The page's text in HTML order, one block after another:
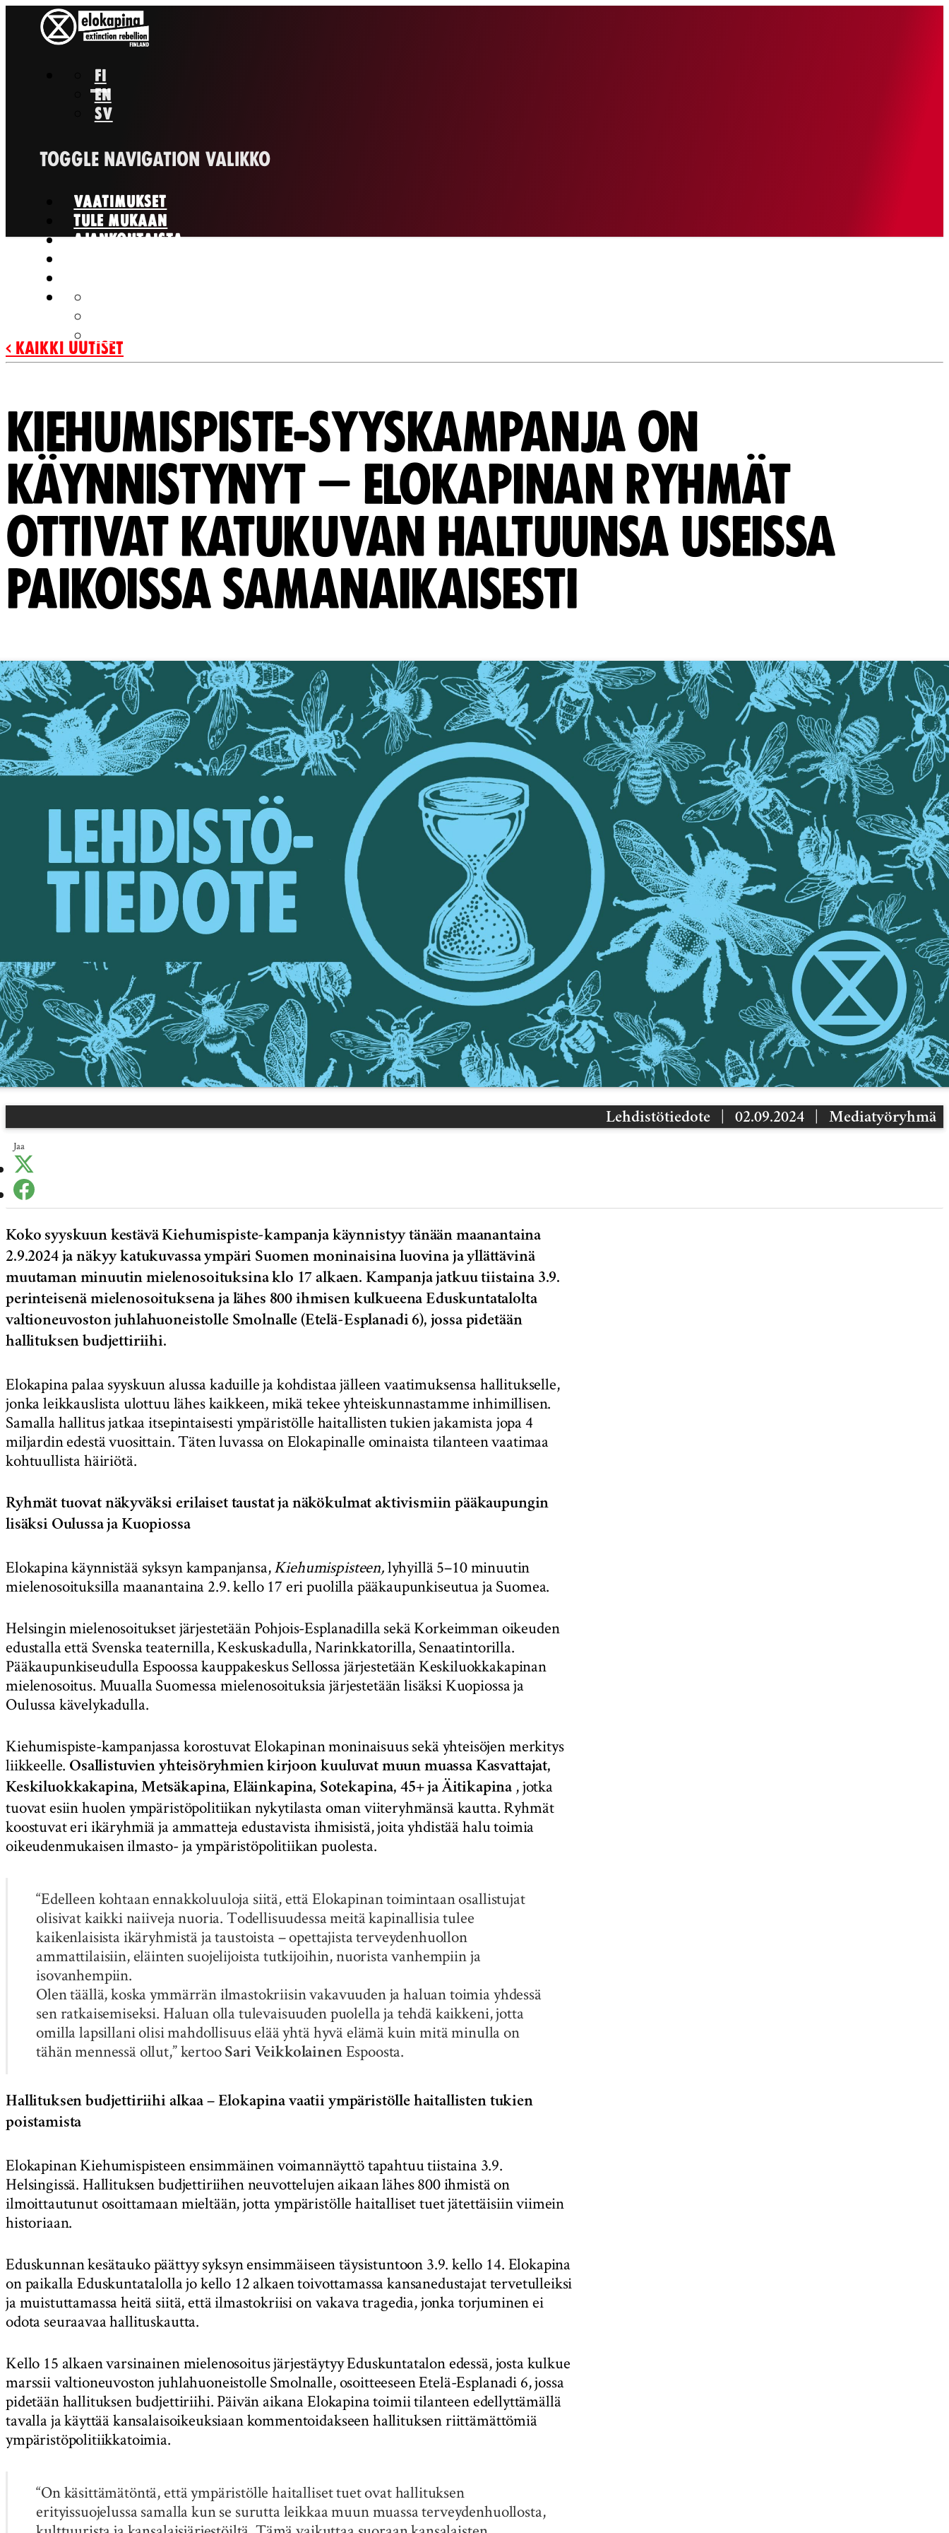
FI
EN
SV
TOGGLE NAVIGATION VALIKKO
VAATIMUKSET
TULE MUKAAN
AJANKOHTAISTA
‹ Kaikki uutiset
KIEHUMISPISTE-SYYSKAMPANJA ON
KÄYNNISTYNYT – ELOKAPINAN RYHMÄT
OTTIVAT KATUKUVAN HALTUUNSA USEISSA
PAIKOISSA SAMANAIKAISESTI
Lehdistötiedote 02.09.2024 Mediatyöryhmä
Jaa
Koko syyskuun kestävä Kiehumispiste-kampanja käynnistyy tänään maanantaina
2.9.2024 ja näkyy katukuvassa ympäri Suomen moninaisina luovina ja yllättävinä
muutaman minuutin mielenosoituksina klo 17 alkaen. Kampanja jatkuu tiistaina 3.9.
perinteisenä mielenosoituksena ja lähes 800 ihmisen kulkueena Eduskuntatalolta
valtioneuvoston juhlahuoneistolle Smolnalle (Etelä-Esplanadi 6), jossa pidetään
hallituksen budjettiriihi.
Elokapina palaa syyskuun alussa kaduille ja kohdistaa jälleen vaatimuksensa hallitukselle,
jonka leikkauslista ulottuu lähes kaikkeen, mikä tekee yhteiskunnastamme inhimillisen.
Samalla hallitus jatkaa itsepintaisesti ympäristölle haitallisten tukien jakamista jopa 4
miljardin edestä vuosittain. Täten luvassa on Elokapinalle ominaista tilanteen vaatimaa
kohtuullista häiriötä.
Ryhmät tuovat näkyväksi erilaiset taustat ja näkökulmat aktivismiin pääkaupungin
lisäksi Oulussa ja Kuopiossa
Elokapina käynnistää syksyn kampanjansa,Kiehumispisteen,lyhyillä 5–10 minuutin
mielenosoituksilla maanantaina 2.9. kello 17 eri puolilla pääkaupunkiseutua ja Suomea.
Helsingin mielenosoitukset järjestetään Pohjois-Esplanadilla sekä Korkeimman oikeuden
edustalla että Svenska teaternilla, Keskuskadulla, Narinkkatorilla, Senaatintorilla.
Pääkaupunkiseudulla Espoossa kauppakeskus Sellossa järjestetään Keskiluokkakapinan
mielenosoitus. Muualla Suomessa mielenosoituksia järjestetään lisäksi Kuopiossa ja
Oulussa kävelykadulla.
Kiehumispiste-kampanjassa korostuvat Elokapinan moninaisuus sekä yhteisöjen merkitys
liikkeelle. Osallistuvien yhteisöryhmien kirjoon kuuluvat muun muassa Kasvattajat,
Keskiluokkakapina, Metsäkapina, Eläinkapina, Sotekapina, 45+ ja Äitikapina , jotka
tuovat esiin huolen ympäristöpolitiikan nykytilasta oman viiteryhmänsä kautta. Ryhmät
koostuvat eri ikäryhmiä ja ammatteja edustavista ihmisistä, joita yhdistää halu toimia
oikeudenmukaisen ilmasto- ja ympäristöpolitiikan puolesta.
“Edelleen kohtaan ennakkoluuloja siitä, että Elokapinan toimintaan osallistujat
olisivat kaikki naiiveja nuoria. Todellisuudessa meitä kapinallisia tulee
kaikenlaisista ikäryhmistä ja taustoista – opettajista terveydenhuollon
ammattilaisiin, eläinten suojelijoista tutkijoihin, nuorista vanhempiin ja
isovanhempiin.
Olen täällä, koska ymmärrän ilmastokriisin vakavuuden ja haluan toimia yhdessä
sen ratkaisemiseksi. Haluan olla tulevaisuuden puolella ja tehdä kaikkeni, jotta
omilla lapsillani olisi mahdollisuus elää yhtä hyvä elämä kuin mitä minulla on
tähän mennessä ollut,” kertoo Sari VeikkolainenEspoosta.
Hallituksen budjettiriihi alkaa – Elokapina vaatii ympäristölle haitallisten tukien
poistamista
Elokapinan Kiehumispisteen ensimmäinen voimannäyttö tapahtuu tiistaina 3.9.
Helsingissä. Hallituksen budjettiriihen neuvottelujen aikaan lähes 800 ihmistä on
ilmoittautunut osoittamaan mieltään, jotta ympäristölle haitalliset tuet jätettäisiin viimein
historiaan.
Eduskunnan kesätauko päättyy syksyn ensimmäiseen täysistuntoon 3.9. kello 14. Elokapina
on paikalla Eduskuntatalolla jo kello 12 alkaen toivottamassa kansanedustajat tervetulleiksi
ja muistuttamassa heitä siitä, että ilmastokriisi on vakava tragedia, jonka torjuminen ei
odota seuraavaa hallituskautta.
Kello 15 alkaen varsinainen mielenosoitus järjestäytyy Eduskuntatalon edessä, josta kulkue
marssii valtioneuvoston juhlahuoneistolle Smolnalle, osoitteeseen Etelä-Esplanadi 6, jossa
pidetään hallituksen budjettiriihi. Päivän aikana Elokapina toimii tilanteen edellyttämällä
tavalla ja käyttää kansalaisoikeuksiaan kommentoidakseen hallituksen riittämättömiä
ympäristöpolitiikkatoimia.
“On käsittämätöntä, että ympäristölle haitalliset tuet ovat hallituksen
erityissuojelussa samalla kun se surutta leikkaa muun muassa terveydenhuollosta,